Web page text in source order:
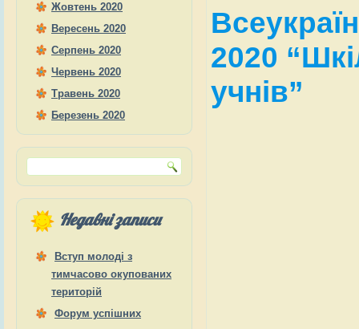
Жовтень 2020
Вересень 2020
Серпень 2020
Червень 2020
Травень 2020
Березень 2020
Недавні записи
Вступ молоді з
тимчасово окупованих
територій
Форум успішних
2020
учнів”